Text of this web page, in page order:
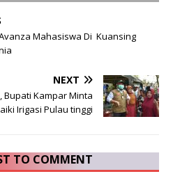
Mahasiswa Di Kuansing
NEXT
Bupati Kampar Minta
Irigasi Pulau tinggi
TO COMMENT